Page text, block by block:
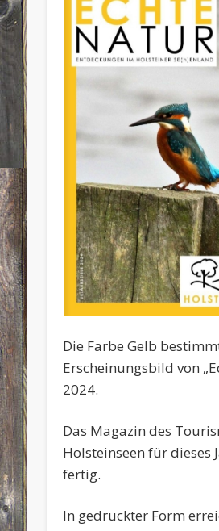
Die Farbe Gelb
Erscheinungsbild von
2024.
Das Magazin des
Holsteinseen für dieses
fertig.
In gedruckter Form